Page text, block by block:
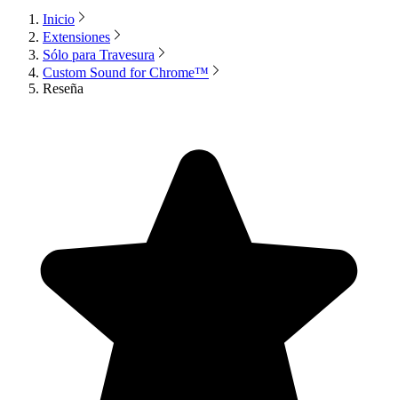
Inicio
Extensiones
Sólo para Travesura
Custom Sound for Chrome™
Reseña